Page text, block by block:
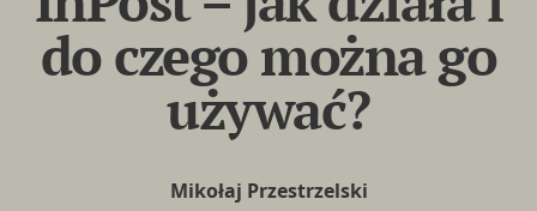
do czego można go
używać?
Mikołaj Przestrzelski